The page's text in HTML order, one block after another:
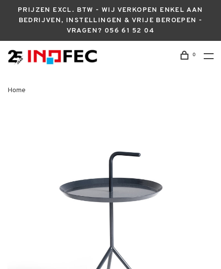
PRIJZEN EXCL. BTW - WIJ VERKOPEN ENKEL AAN
BEDRIJVEN, INSTELLINGEN & VRIJE BEROEPEN -
VRAGEN? 056 61 52 04
0
Home